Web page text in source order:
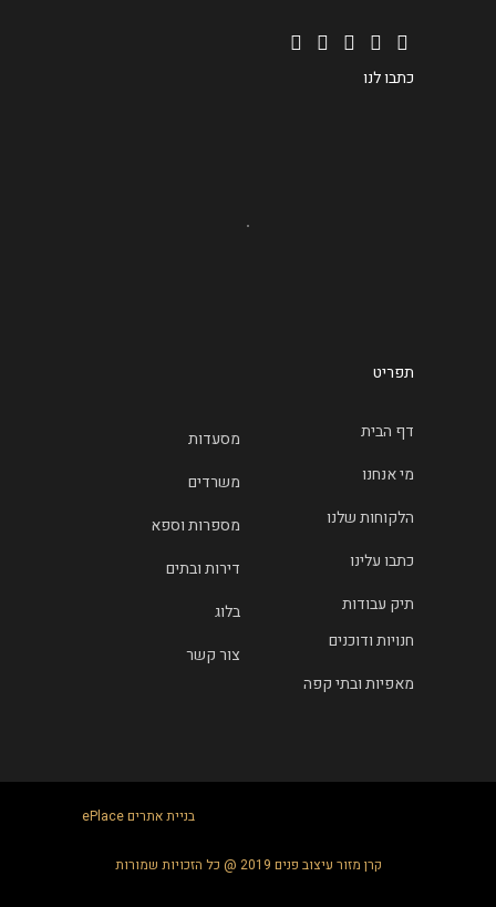
כתבו לנו
תפריט
דף הבית
מי אנחנו
הלקוחות שלנו
כתבו עלינו
תיק עבודות
חנויות ודוכנים
מאפיות ובתי קפה
מסעדות
משרדים
מספרות וספא
דירות ובתים
בלוג
צור קשר
ePlaceבניית אתרים
קרן מזור עיצוב פנים 2019 @ כל הזכויות שמורות